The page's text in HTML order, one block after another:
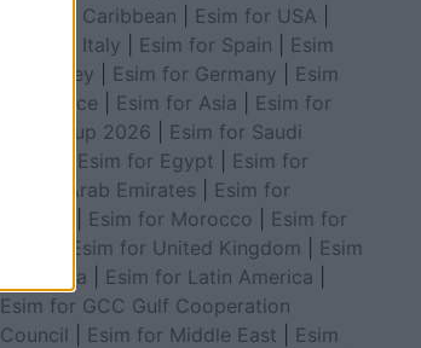
Esim for Caribbean
Esim for USA
Esim for Italy
Esim for Spain
Esim
for Turkey
Esim for Germany
Esim
for Greece
Esim for Asia
Esim for
World Cup 2026
Esim for Saudi
Esim for Egypt
Esim for
United Arab Emirates
Esim for
Esim for Morocco
Esim for
Esim for United Kingdom
Esim
for Africa
Esim for Latin America
Esim for GCC Gulf Cooperation
Council
Esim for Middle East
Esim